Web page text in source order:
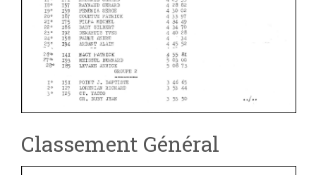
Classement Général